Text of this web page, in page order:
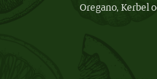
Oregano, Kerbel